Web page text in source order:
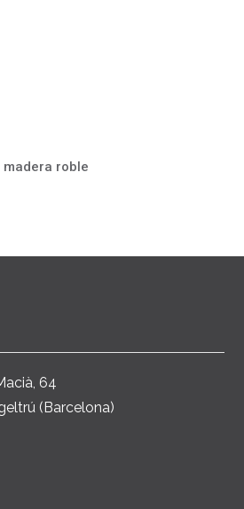
madera roble
64
(Barcelona)